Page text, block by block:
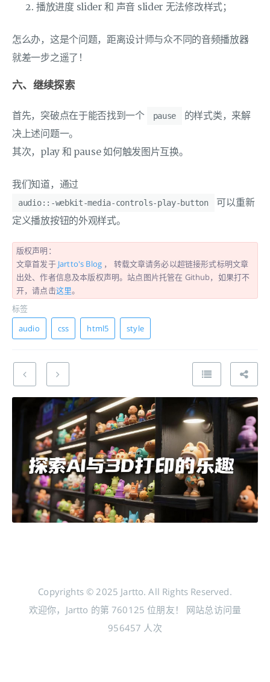
播放进度 slider 和 声音 slider 无法修改样式；
怎么办，这是个问题，距离设计师与众不同的音频播放器
就差一步之遥了！
六、继续探索
首先，突破点在于能否找到一个 pause
的样式类，来解
决上述问题一。
其次，play 和 pause 如何触发图片互换。
我们知道，通过
audio::-webkit-media-controls-play-button
可以重新
定义播放按钮的外观样式。
版权声明：
文章首发于 Jartto's Blog ， 转载文章请务必以超链接形式标明文章
出处、作者信息及本版权声明。站点图片托管在 Github，如果打不
开，请点击这里。
标签
audio
css html5 style
Copyrights © 2025 Jartto. All Rights Reserved.
欢迎你，Jartto 的第 760125 位朋友！ 网站总访问量
956457 人次